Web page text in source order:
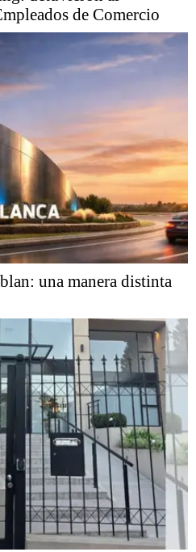
de Comercio
una manera distinta